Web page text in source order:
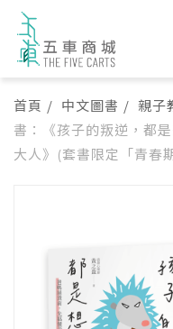
首頁 中文圖書 親子
書：《孩子的叛逆，都
大人》(套書限定「青春